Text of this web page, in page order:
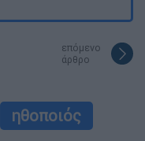
επόμενο
άρθρο
ηθοποιός